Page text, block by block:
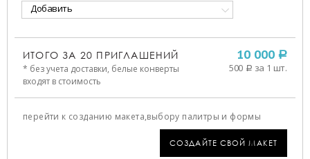
Добавить
ИТОГО ЗА 20 ПРИГЛАШЕНИЙ
* без учета доставки, белые конверты
входят в стоимость
10 000 a
500 a за 1 шт.
перейти к созданию макета,выбору палитры и формы
СОЗДАЙТЕ СВОЙ МАКЕТ